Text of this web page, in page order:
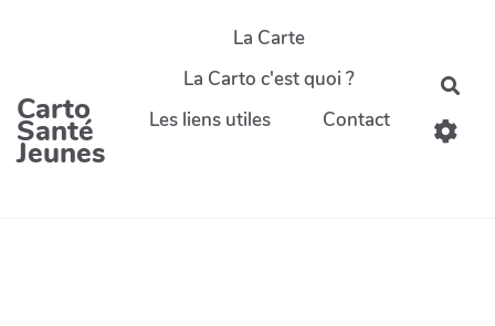
Carto
Santé
Jeunes
La Carte
La Carto c'est quoi ?
Les liens utiles
Contact